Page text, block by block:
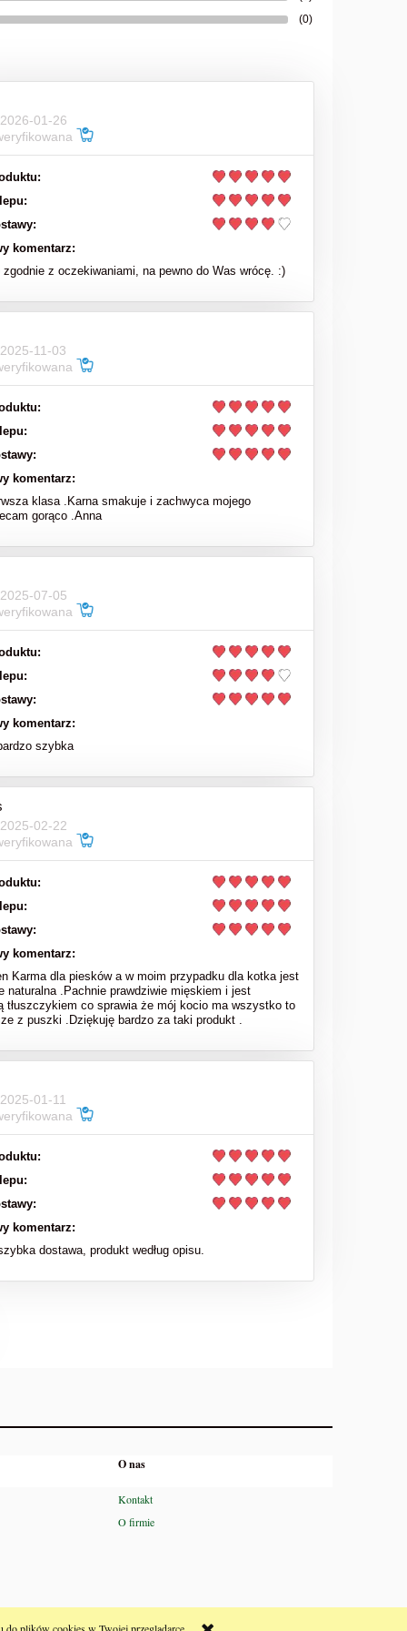
63,00 zł (0)
01-26
komentarz:
z oczekiwaniami, na pewno do Was wrócę. :)
11-03
komentarz:
klasa .Karna smakuje i zachwyca mojego
gorąco .Anna
07-05
komentarz:
szybka
02-22
komentarz:
Karma dla piesków a w moim przypadku dla kotka jest
naturalna .Pachnie prawdziwie mięskiem i jest
tłuszczykiem co sprawia że mój kocio ma wszystko to
z puszki .Dziękuję bardzo za taki produkt .
01-11
komentarz:
dostawa, produkt według opisu.
O nas
Kontakt
O firmie